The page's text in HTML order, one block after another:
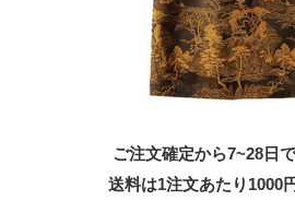
ご注文確定から7~28日
送料は1注文あたり 1000